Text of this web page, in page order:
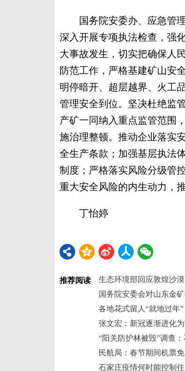
国务院安委办、应急管理
深入开展专项执法检查，强
大事故发生，切实把确保人
防范工作，严格基建矿山安
明停暗开、超层越界、火工
管理安全到位。坚决杜绝监
产矿一同纳入重点监管范围
施治理整顿。推动企业落实
全生产条款；加强基层执法
制度；严格落实风险分级管
重大安全风险的内生动力，
丁怡婷
推荐阅读
生态环境部回应敦煌沙
国务院安委会对山东金
各地花式留人“就地过年
张文宏：新冠逐渐进化
“阳关防护林被毁”调查
民航局：春节期间机票
石家庄疫情何时能控制